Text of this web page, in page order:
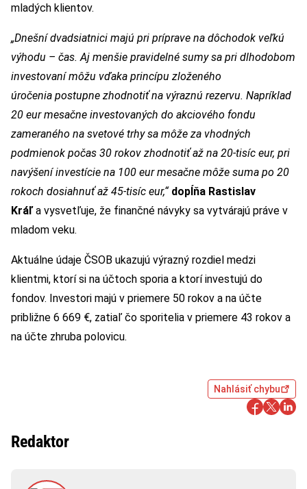
mladých klientov.
„Dnešní dvadsiatnici majú pri príprave na dôchodok veľkú
výhodu – čas. Aj menšie pravidelné sumy sa pri dlhodobom
investovaní môžu vďaka princípu zloženého
úročenia postupne zhodnotiť na výraznú rezervu. Napríklad
20 eur mesačne investovaných do akciového fondu
zameraného na svetové trhy sa môže za vhodných
podmienok počas 30 rokov zhodnotiť až na 20-tisíc eur, pri
navýšení investície na 100 eur mesačne môže suma po 20
rokoch dosiahnuť až 45-tisíc eur,“ dopĺňa Rastislav
Kráľa vysvetľuje, že finančné návyky sa vytvárajú práve v
mladom veku.
Aktuálne údaje ČSOB ukazujú výrazný rozdiel medzi
klientmi, ktorí si na účtoch sporia a ktorí investujú do
fondov. Investori majú v priemere 50 rokov a na účte
približne 6 669 €, zatiaľ čo sporitelia v priemere 43 rokov a
na účte zhruba polovicu.
Nahlásiť chybu
Redaktor